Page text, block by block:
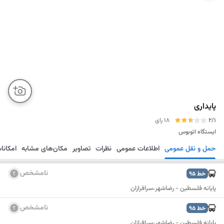
پایداری
2/1
18 رای
ایستگاه اتوبوس
مسیریابی ذخیره ارسال حمل و نقل عمومی اطلاعات عمومی نظرات تصاویر مکان‌های مشابه
خط95 نامشخص
پایانه فلسطین - رضاشهر،سرافرازان
خط95 نامشخص